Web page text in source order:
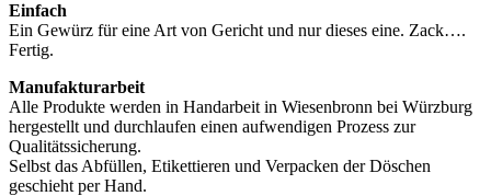
Einfach
Ein Gewürz für eine Art von Gericht und nur dieses eine. Zack….
Fertig.
Manufakturarbeit
Alle Produkte werden in Handarbeit in Wiesenbronn bei Würzburg
hergestellt und durchlaufen einen aufwendigen Prozess zur
Qualitätssicherung.
Selbst das Abfüllen, Etikettieren und Verpacken der Döschen
geschieht per Hand.